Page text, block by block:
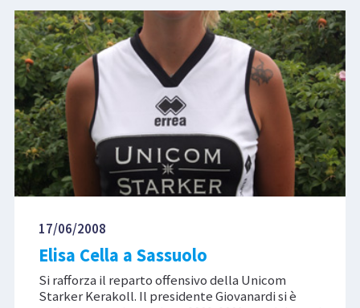
17/06/2008
Elisa Cella a Sassuolo
Si rafforza il reparto offensivo della Unicom
Starker Kerakoll. Il presidente Giovanardi si è